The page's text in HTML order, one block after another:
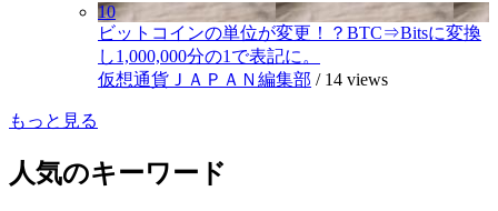
10
ビットコインの単位が変更！？BTC⇒Bitsに変換
し1,000,000分の1で表記に。
仮想通貨ＪＡＰＡＮ編集部 / 14 views
もっと見る
人気のキーワード